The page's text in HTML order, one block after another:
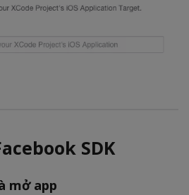
SDK
mở app